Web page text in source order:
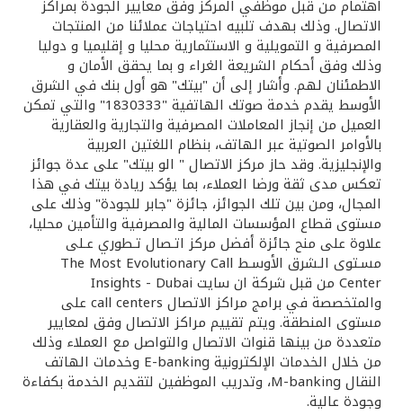
تركيا
مصر
المملكة المتحدة
مملكة البحرين
اهتمام من قبل موظفي المركز وفق معايير الجودة بمراكز
الاتصال. وذلك بهدف تلبيه احتياجات عملائنا من المنتجات
المصرفية و التمويلية و الاستثمارية محليا و إقليميا و دوليا
وذلك وفق أحكام الشريعة الغراء و بما يحقق الأمان و
الاطمئنان لهم. وأشار إلى أن "بيتك" هو أول بنك في الشرق
الأوسط يقدم خدمة صوتك الهاتفية "1830333" والتي تمكن
العميل من إنجاز المعاملات المصرفية والتجارية والعقارية
بالأوامر الصوتية عبر الهاتف، بنظام اللغتين العربية
والإنجليزية. وقد حاز مركز الاتصال " الو بيتك" على عدة جوائز
تعكس مدى ثقة ورضا العملاء، بما يؤكد ريادة بيتك في هذا
المجال، ومن بين تلك الجوائز، جائزة "جابر للجودة" وذلك على
مستوى قطاع المؤسسات المالية والمصرفية والتأمين محليا،
علاوة على منح جائزة أفضل مركز اتـصال تـطوري عـلى
مسـتوى الـشرق الأوسـط The Most Evolutionary Call
Center من قبل شركة ان سايت Insights - Dubai
والمتخصصة في برامج مراكز الاتصال call centers على
مستوى المنطقة. ويتم تقييم مراكز الاتصال وفق لمعايير
متعددة من بينها قنوات الاتصال والتواصل مع العملاء وذلك
من خلال الخدمات الإلكترونية E-banking وخدمات الهاتف
النقال M-banking، وتدريب الموظفين لتقديم الخدمة بكفاءة
وجودة عالية.